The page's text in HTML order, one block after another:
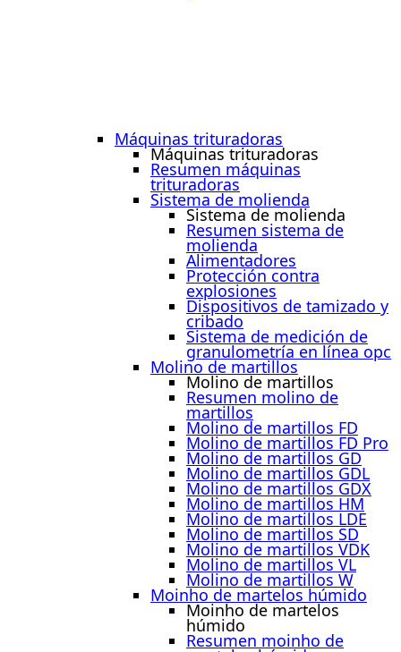
Máquinas trituradoras
Máquinas trituradoras
Resumen máquinas
trituradoras
Sistema de molienda
Sistema de molienda
Resumen sistema de
molienda
Alimentadores
Protección contra
explosiones
Dispositivos de tamizado y
cribado
Sistema de medición de
granulometría en línea opc
Molino de martillos
Molino de martillos
Resumen molino de
martillos
Molino de martillos FD
Molino de martillos FD Pro
Molino de martillos GD
Molino de martillos GDL
Molino de martillos GDX
Molino de martillos HM
Molino de martillos LDE
Molino de martillos SD
Molino de martillos VDK
Molino de martillos VL
Molino de martillos W
Moinho de martelos húmido
Moinho de martelos
húmido
Resumen moinho de